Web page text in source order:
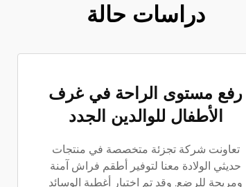
دراسات حالة
رفع مستوى الراحة في غرف
الأطفال للوالدين الجدد
تعاونت شركة تجزئة متخصصة في منتجات
حديثي الولادة معنا لتوفير أطقم فراش آمنة
ومريحة للرضع. وقد تم اختيار أغطية الوسائد